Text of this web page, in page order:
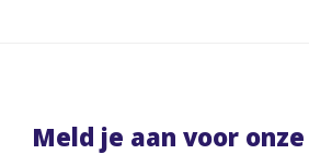
Meld je aan voor